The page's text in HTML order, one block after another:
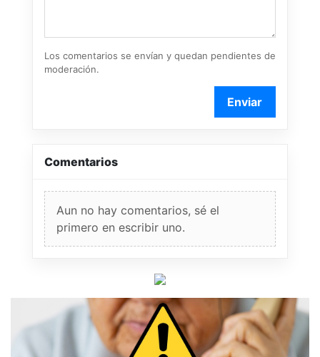
Los comentarios se envían y quedan pendientes de
moderación.
Enviar
Comentarios
Aun no hay comentarios, sé el
primero en escribir uno.